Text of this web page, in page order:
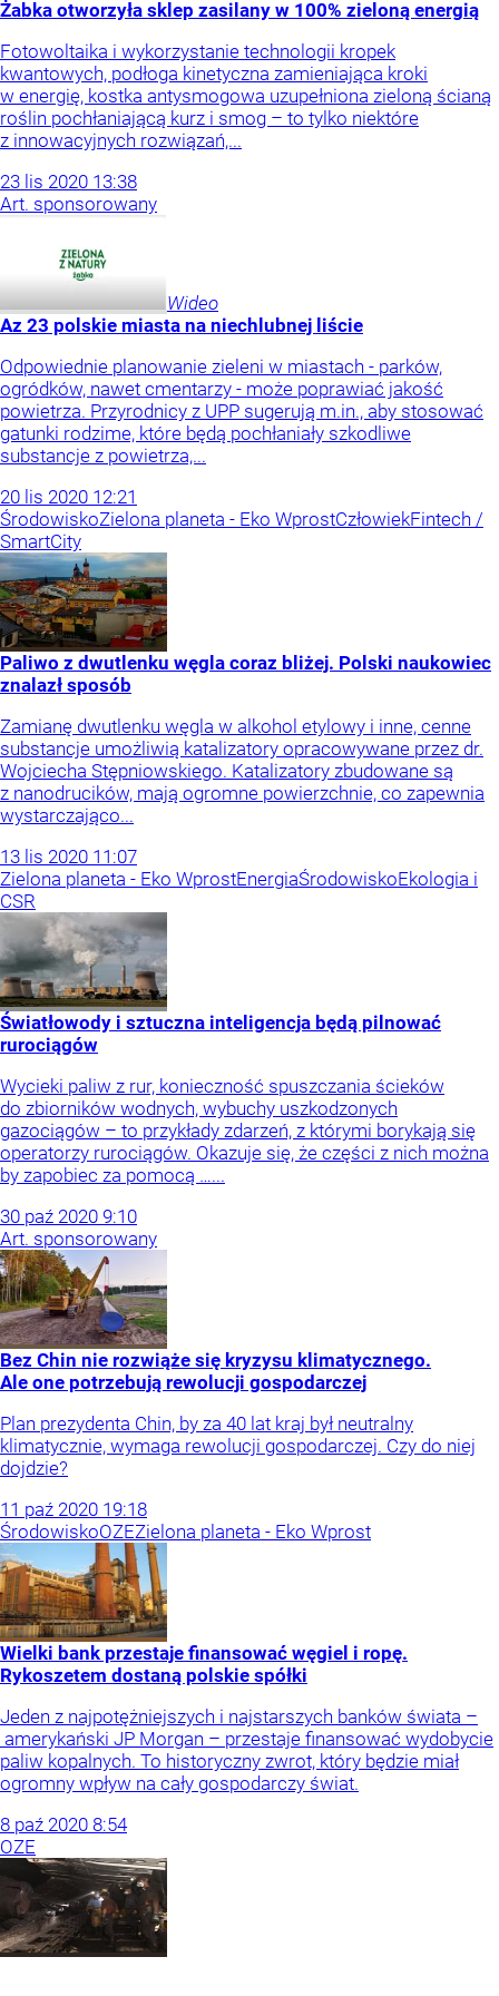
Żabka otworzyła sklep zasilany w 100% zieloną energią
Fotowoltaika i wykorzystanie technologii kropek
kwantowych, podłoga kinetyczna zamieniająca kroki
w energię, kostka antysmogowa uzupełniona zieloną ścianą
roślin pochłaniającą kurz i smog – to tylko niektóre
z innowacyjnych rozwiązań,...
23 lis 2020 13:38
Art. sponsorowany
Wideo
Az 23 polskie miasta na niechlubnej liście
Odpowiednie planowanie zieleni w miastach - parków,
ogródków, nawet cmentarzy - może poprawiać jakość
powietrza. Przyrodnicy z UPP sugerują m.in., aby stosować
gatunki rodzime, które będą pochłaniały szkodliwe
substancje z powietrza,...
20 lis 2020 12:21
ŚrodowiskoZielona planeta - Eko WprostCzłowiekFintech /
SmartCity
Paliwo z dwutlenku węgla coraz bliżej. Polski naukowiec
znalazł sposób
Zamianę dwutlenku węgla w alkohol etylowy i inne, cenne
substancje umożliwią katalizatory opracowywane przez dr.
Wojciecha Stępniowskiego. Katalizatory zbudowane są
z nanodrucików, mają ogromne powierzchnie, co zapewnia
wystarczająco...
13 lis 2020 11:07
Zielona planeta - Eko WprostEnergiaŚrodowiskoEkologia i
CSR
Światłowody i sztuczna inteligencja będą pilnować
rurociągów
Wycieki paliw z rur, konieczność spuszczania ścieków
do zbiorników wodnych, wybuchy uszkodzonych
gazociągów – to przykłady zdarzeń, z którymi borykają się
operatorzy rurociągów. Okazuje się, że części z nich można
by zapobiec za pomocą …...
30 paź 2020 9:10
Art. sponsorowany
Bez Chin nie rozwiąże się kryzysu klimatycznego.
Ale one potrzebują rewolucji gospodarczej
Plan prezydenta Chin, by za 40 lat kraj był neutralny
klimatycznie, wymaga rewolucji gospodarczej. Czy do niej
dojdzie?
11 paź 2020 19:18
ŚrodowiskoOZEZielona planeta - Eko Wprost
Wielki bank przestaje finansować węgiel i ropę.
Rykoszetem dostaną polskie spółki
Jeden z najpotężniejszych i najstarszych banków świata –
amerykański JP Morgan – przestaje finansować wydobycie
paliw kopalnych. To historyczny zwrot, który będzie miał
ogromny wpływ na cały gospodarczy świat.
8 paź 2020 8:54
OZE